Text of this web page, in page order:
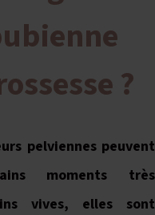
?
pelviennes peuvent
moments très
vives, elles sont